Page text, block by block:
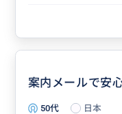
案内メールで安
50代 日本